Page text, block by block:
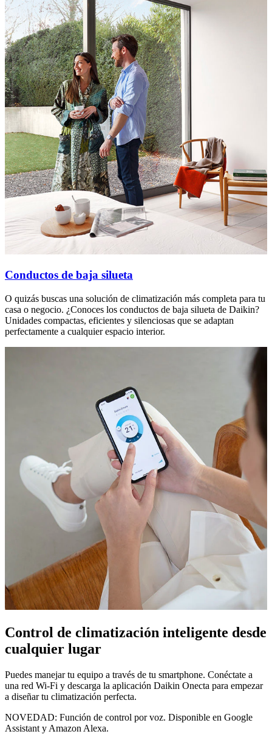
Conductos de baja silueta
O quizás buscas una solución de climatización más completa para tu
casa o negocio. ¿Conoces los conductos de baja silueta de Daikin?
Unidades compactas, eficientes y silenciosas que se adaptan
perfectamente a cualquier espacio interior.
Control de climatización inteligente desde
cualquier lugar
Puedes manejar tu equipo a través de tu smartphone. Conéctate a
una red Wi-Fi y descarga la aplicación Daikin Onecta para empezar
a diseñar tu climatización perfecta.
NOVEDAD: Función de control por voz. Disponible en Google
Assistant y Amazon Alexa.